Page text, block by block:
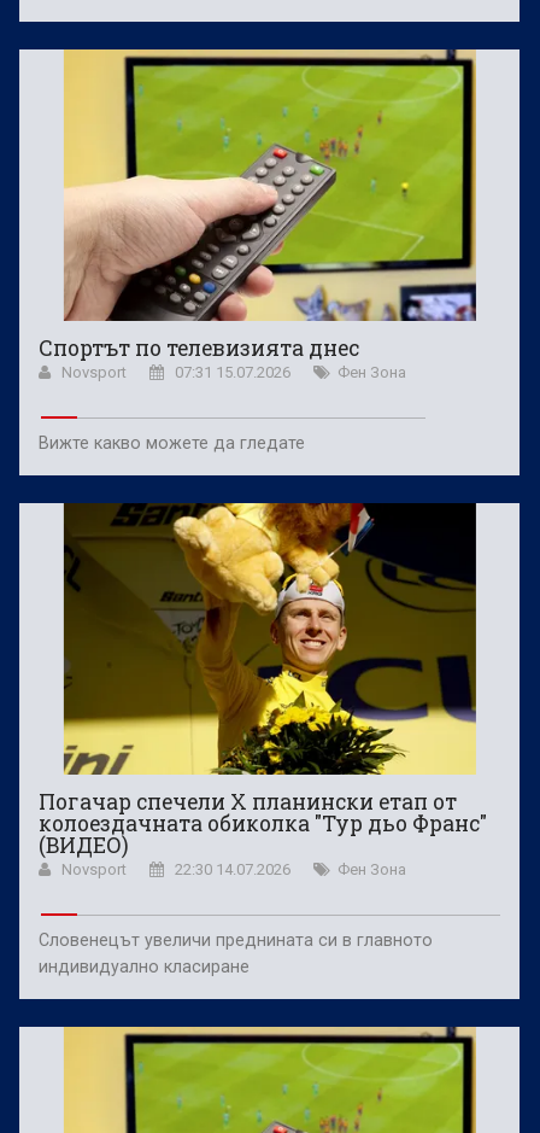
Спортът по телевизията днес
Novsport 07:31 15.07.2026 Фен Зона
Вижте какво можете да гледате
Погачар спечели X планински етап от
колоездачната обиколка "Тур дьо Франс"
(ВИДЕО)
Novsport 22:30 14.07.2026 Фен Зона
Словенецът увеличи преднината си в главното
индивидуално класиране